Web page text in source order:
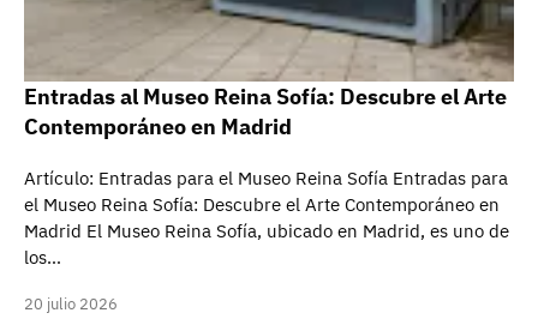
Entradas al Museo Reina Sofía: Descubre el Arte
Contemporáneo en Madrid
Artículo: Entradas para el Museo Reina Sofía Entradas para
el Museo Reina Sofía: Descubre el Arte Contemporáneo en
Madrid El Museo Reina Sofía, ubicado en Madrid, es uno de
los…
20 julio 2026